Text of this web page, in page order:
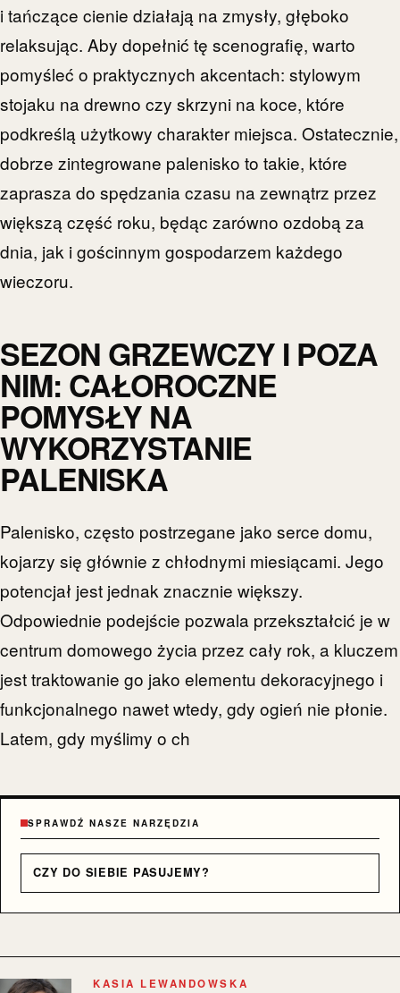
i tańczące cienie działają na zmysły, głęboko
relaksując. Aby dopełnić tę scenografię, warto
pomyśleć o praktycznych akcentach: stylowym
stojaku na drewno czy skrzyni na koce, które
podkreślą użytkowy charakter miejsca. Ostatecznie,
dobrze zintegrowane palenisko to takie, które
zaprasza do spędzania czasu na zewnątrz przez
większą część roku, będąc zarówno ozdobą za
dnia, jak i gościnnym gospodarzem każdego
wieczoru.
SEZON GRZEWCZY I POZA
NIM: CAŁOROCZNE
POMYSŁY NA
WYKORZYSTANIE
PALENISKA
Palenisko, często postrzegane jako serce domu,
kojarzy się głównie z chłodnymi miesiącami. Jego
potencjał jest jednak znacznie większy.
Odpowiednie podejście pozwala przekształcić je w
centrum domowego życia przez cały rok, a kluczem
jest traktowanie go jako elementu dekoracyjnego i
funkcjonalnego nawet wtedy, gdy ogień nie płonie.
Latem, gdy myślimy o ch
SPRAWDŹ NASZE NARZĘDZIA
CZY DO SIEBIE PASUJEMY?
KASIA LEWANDOWSKA